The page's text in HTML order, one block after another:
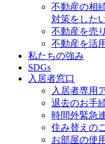
不動産の相
対策をした
不動産を売
不動産を活
私たちの強み
SDGs
入居者窓口
入居者専用
退去のお手
時間外緊急
住み替えの
お部屋の使